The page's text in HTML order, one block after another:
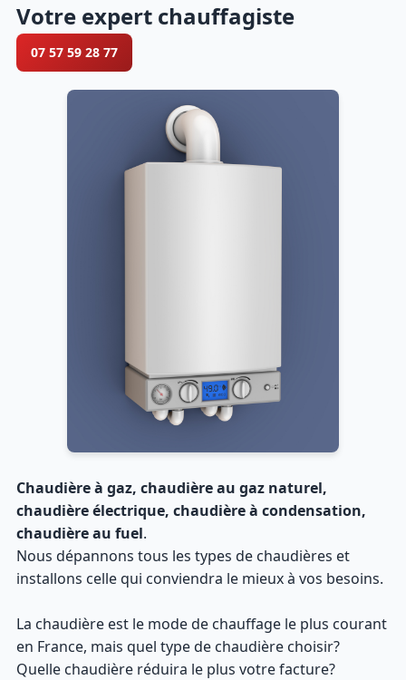
Votre expert chauffagiste
07 57 59 28 77
Chaudière à gaz, chaudière au gaz naturel,
chaudière électrique, chaudière à condensation,
chaudière au fuel.
Nous dépannons tous les types de chaudières et
installons celle qui conviendra le mieux à vos besoins.
La chaudière est le mode de chauffage le plus courant
en France, mais quel type de chaudière choisir?
Quelle chaudière réduira le plus votre facture?